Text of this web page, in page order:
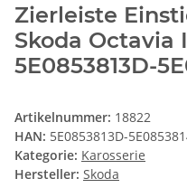
Zierleiste
Skoda Octavia
5E0853813D-
Artikelnummer: 18822
HAN: 5E0853813D-
Kategorie: Karosserie
Hersteller: Skoda